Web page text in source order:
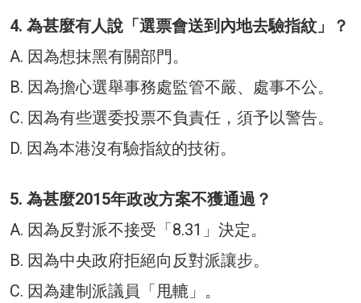
4. 為甚麼有人說「選票會送到內地去驗指紋」？
A. 因為想抹黑有關部門。
B. 因為擔心選舉事務處監管不嚴、處事不公。
C. 因為有些選委投票不負責任，須予以警告。
D. 因為本港沒有驗指紋的技術。
5. 為甚麼2015年政改方案不獲通過？
A. 因為反對派不接受「8.31」決定。
B. 因為中央政府拒絕向反對派讓步。
C. 因為建制派議員「甩轆」。